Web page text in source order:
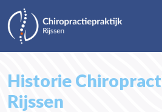
Historie
Rijssen